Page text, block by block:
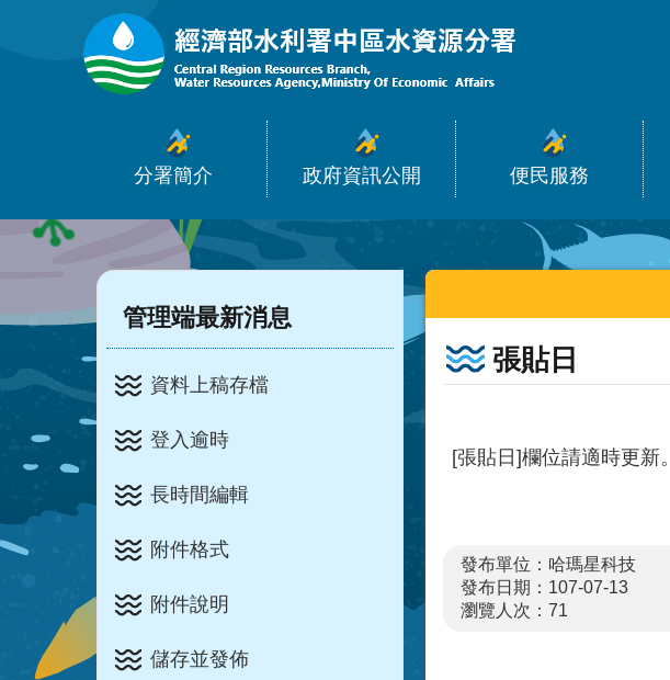
跳到主要內容區塊
分署簡介 政府資訊公開 便民服務
:::
管理端最新消息
資料上稿存檔
登入逾時
長時間編輯
附件格式
附件說明
儲存並發佈
:::
張貼日
[張貼日]欄位請適時更新。
發布單位：哈瑪星科技
發布日期：107-07-13
瀏覽人次： 71